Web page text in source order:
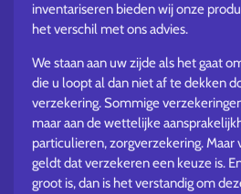
inventariseren bieden wij onze
het verschil met ons advies.
We staan aan uw zijde als het gaat
die u loopt al dan niet af te dekken
verzekering. Sommige
maar aan de wettelijke
particulieren, zorgverzekering. Maar
geldt dat verzekeren een keuze is.
groot is, dan is het verstandig om